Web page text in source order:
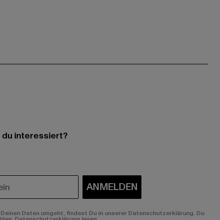
interessiert?
ANMELDEN
Daten umgeht, findest Du in unserer Datenschutzerklärung. Du